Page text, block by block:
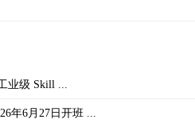
业级 Skill ...
年6月27日开班 ...